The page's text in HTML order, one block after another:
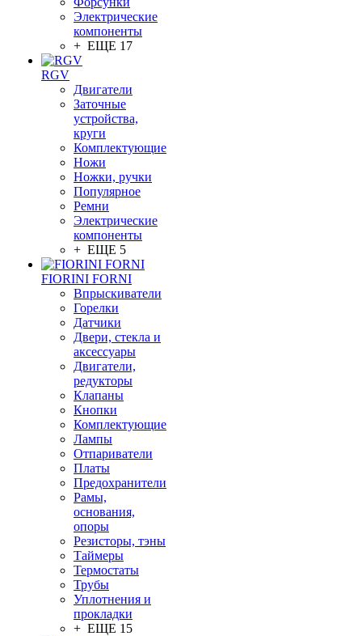
Электрические
компоненты
+ ЕЩЕ 17
RGV
Двигатели
Заточные
устройства,
круги
Комплектующие
Ножи
Ножки, ручки
Популярное
Ремни
Электрические
компоненты
+ ЕЩЕ 5
FIORINI FORNI
Впрыскиватели
Горелки
Датчики
Двери, стекла и
аксессуары
Двигатели,
редукторы
Клапаны
Кнопки
Комплектующие
Лампы
Отпариватели
Платы
Предохранители
Рамы,
основания,
опоры
Резисторы, тэны
Таймеры
Термостаты
Трубы
Уплотнения и
прокладки
+ ЕЩЕ 15